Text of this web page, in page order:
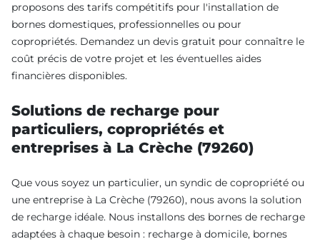
proposons des tarifs compétitifs pour l'installation de
bornes domestiques, professionnelles ou pour
copropriétés. Demandez un devis gratuit pour connaître le
coût précis de votre projet et les éventuelles aides
financières disponibles.
Solutions de recharge pour
particuliers, copropriétés et
entreprises à La Crèche (79260)
Que vous soyez un particulier, un syndic de copropriété ou
une entreprise à La Crèche (79260), nous avons la solution
de recharge idéale. Nous installons des bornes de recharge
adaptées à chaque besoin : recharge à domicile, bornes